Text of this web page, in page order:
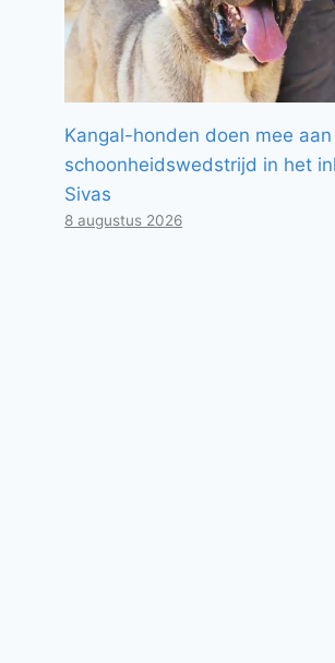
Kangal-honden doen mee aan
schoonheidswedstrijd in het
Sivas
8 augustus 2026